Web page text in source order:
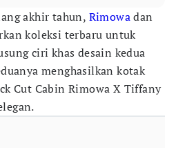
akhir tahun, Rimowadan
koleksi terbaru untuk
ciri khas desain kedua
menghasilkan kotak
Cut Cabin Rimowa X Tiffany